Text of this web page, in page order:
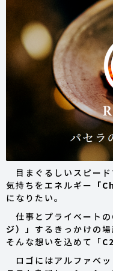
目まぐるしいスピード
気持ちをエネルギー
「
になりたい。
仕事とプライベート
ジ）」 するきっかけの
そんな想いを込めて「C2
ロゴにはアルファベッ